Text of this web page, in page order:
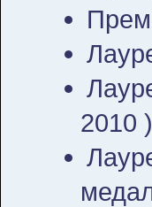
2010 )